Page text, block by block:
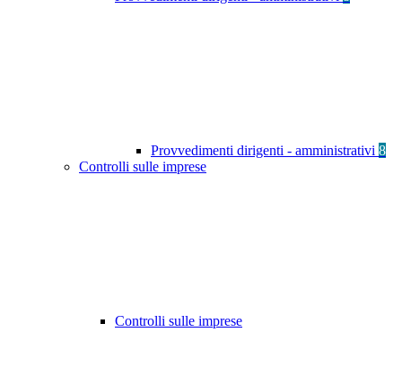
Provvedimenti dirigenti - amministrativi 8
Controlli sulle imprese
Controlli sulle imprese